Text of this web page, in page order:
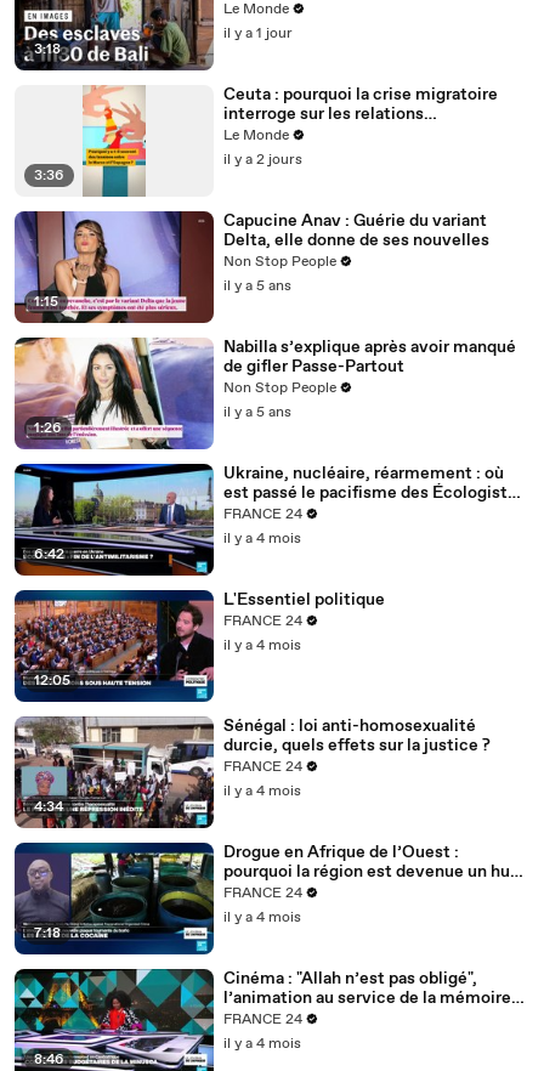
3:18
Le Monde
il y a 1 jour
3:36
Ceuta : pourquoi la crise migratoire
interroge sur les relations
diplomatiques entre le Maroc et
l’Espagne ?
Le Monde
il y a 2 jours
1:15
Capucine Anav : Guérie du variant
Delta, elle donne de ses nouvelles
Non Stop People
il y a 5 ans
1:26
Nabilla s’explique après avoir manqué
de gifler Passe-Partout
Non Stop People
il y a 5 ans
6:42
Ukraine, nucléaire, réarmement : où
est passé le pacifisme des Écologistes
?
FRANCE 24
il y a 4 mois
12:05
L'Essentiel politique
FRANCE 24
il y a 4 mois
4:34
Sénégal : loi anti-homosexualité
durcie, quels effets sur la justice ?
FRANCE 24
il y a 4 mois
7:18
Drogue en Afrique de l’Ouest :
pourquoi la région est devenue un hub
mondial
FRANCE 24
il y a 4 mois
8:46
Cinéma : "Allah n’est pas obligé",
l’animation au service de la mémoire
des enfants-soldats
FRANCE 24
il y a 4 mois